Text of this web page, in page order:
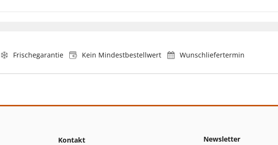
Frischegarantie Kein Mindestbestellwert Wunschliefertermin
Kontakt Newsletter